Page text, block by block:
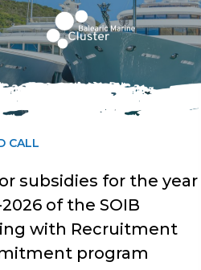
CALL
subsidies for the year
of the SOIB
with Recruitment
program